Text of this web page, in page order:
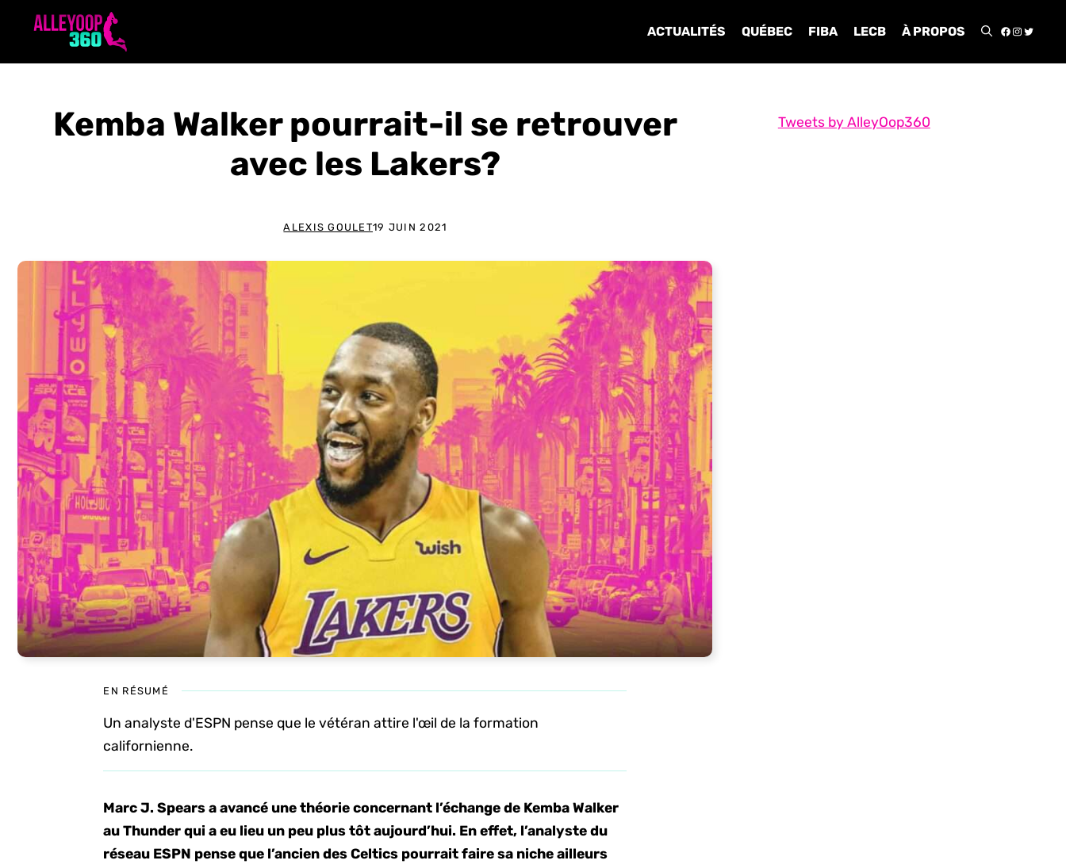
ACTUALITÉS QUÉBEC FIBA LECB À PROPOS
Kemba Walker pourrait-il se retrouver
avec les Lakers?
ALEXIS GOULET19 JUIN 2021
EN RÉSUMÉ
Un analyste d'ESPN pense que le vétéran attire l'œil de la formation
californienne.
Marc J. Spears a avancé une théorie concernant l’échange de Kemba Walker
au Thunder qui a eu lieu un peu plus tôt aujourd’hui. En effet, l’analyste du
réseau ESPN pense que l’ancien des Celtics pourrait faire sa niche ailleurs
Tweets by AlleyOop360